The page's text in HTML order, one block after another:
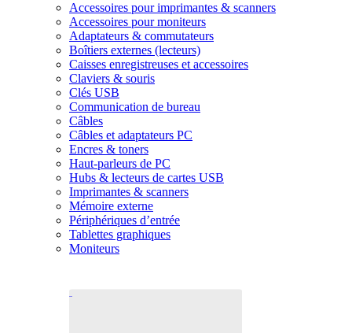
Accessoires pour imprimantes & scanners
Accessoires pour moniteurs
Adaptateurs & commutateurs
Boîtiers externes (lecteurs)
Caisses enregistreuses et accessoires
Claviers & souris
Clés USB
Communication de bureau
Câbles
Câbles et adaptateurs PC
Encres & toners
Haut-parleurs de PC
Hubs & lecteurs de cartes USB
Imprimantes & scanners
Mémoire externe
Périphériques d’entrée
Tablettes graphiques
Moniteurs